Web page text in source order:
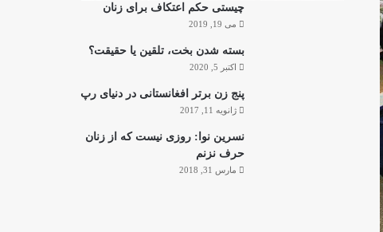
چیستی حکم اعتکاف برای زنان
می 19, 2019
بسته شدن بخت، تلقین یا حقیقت؟
اکتبر 5, 2020
پنج زن برتر افغانستانی در دنیای رپ
ژانویه 11, 2017
نسرین نوا: روزی نیست که از زنان
حرف نزنم
مارس 31, 2018